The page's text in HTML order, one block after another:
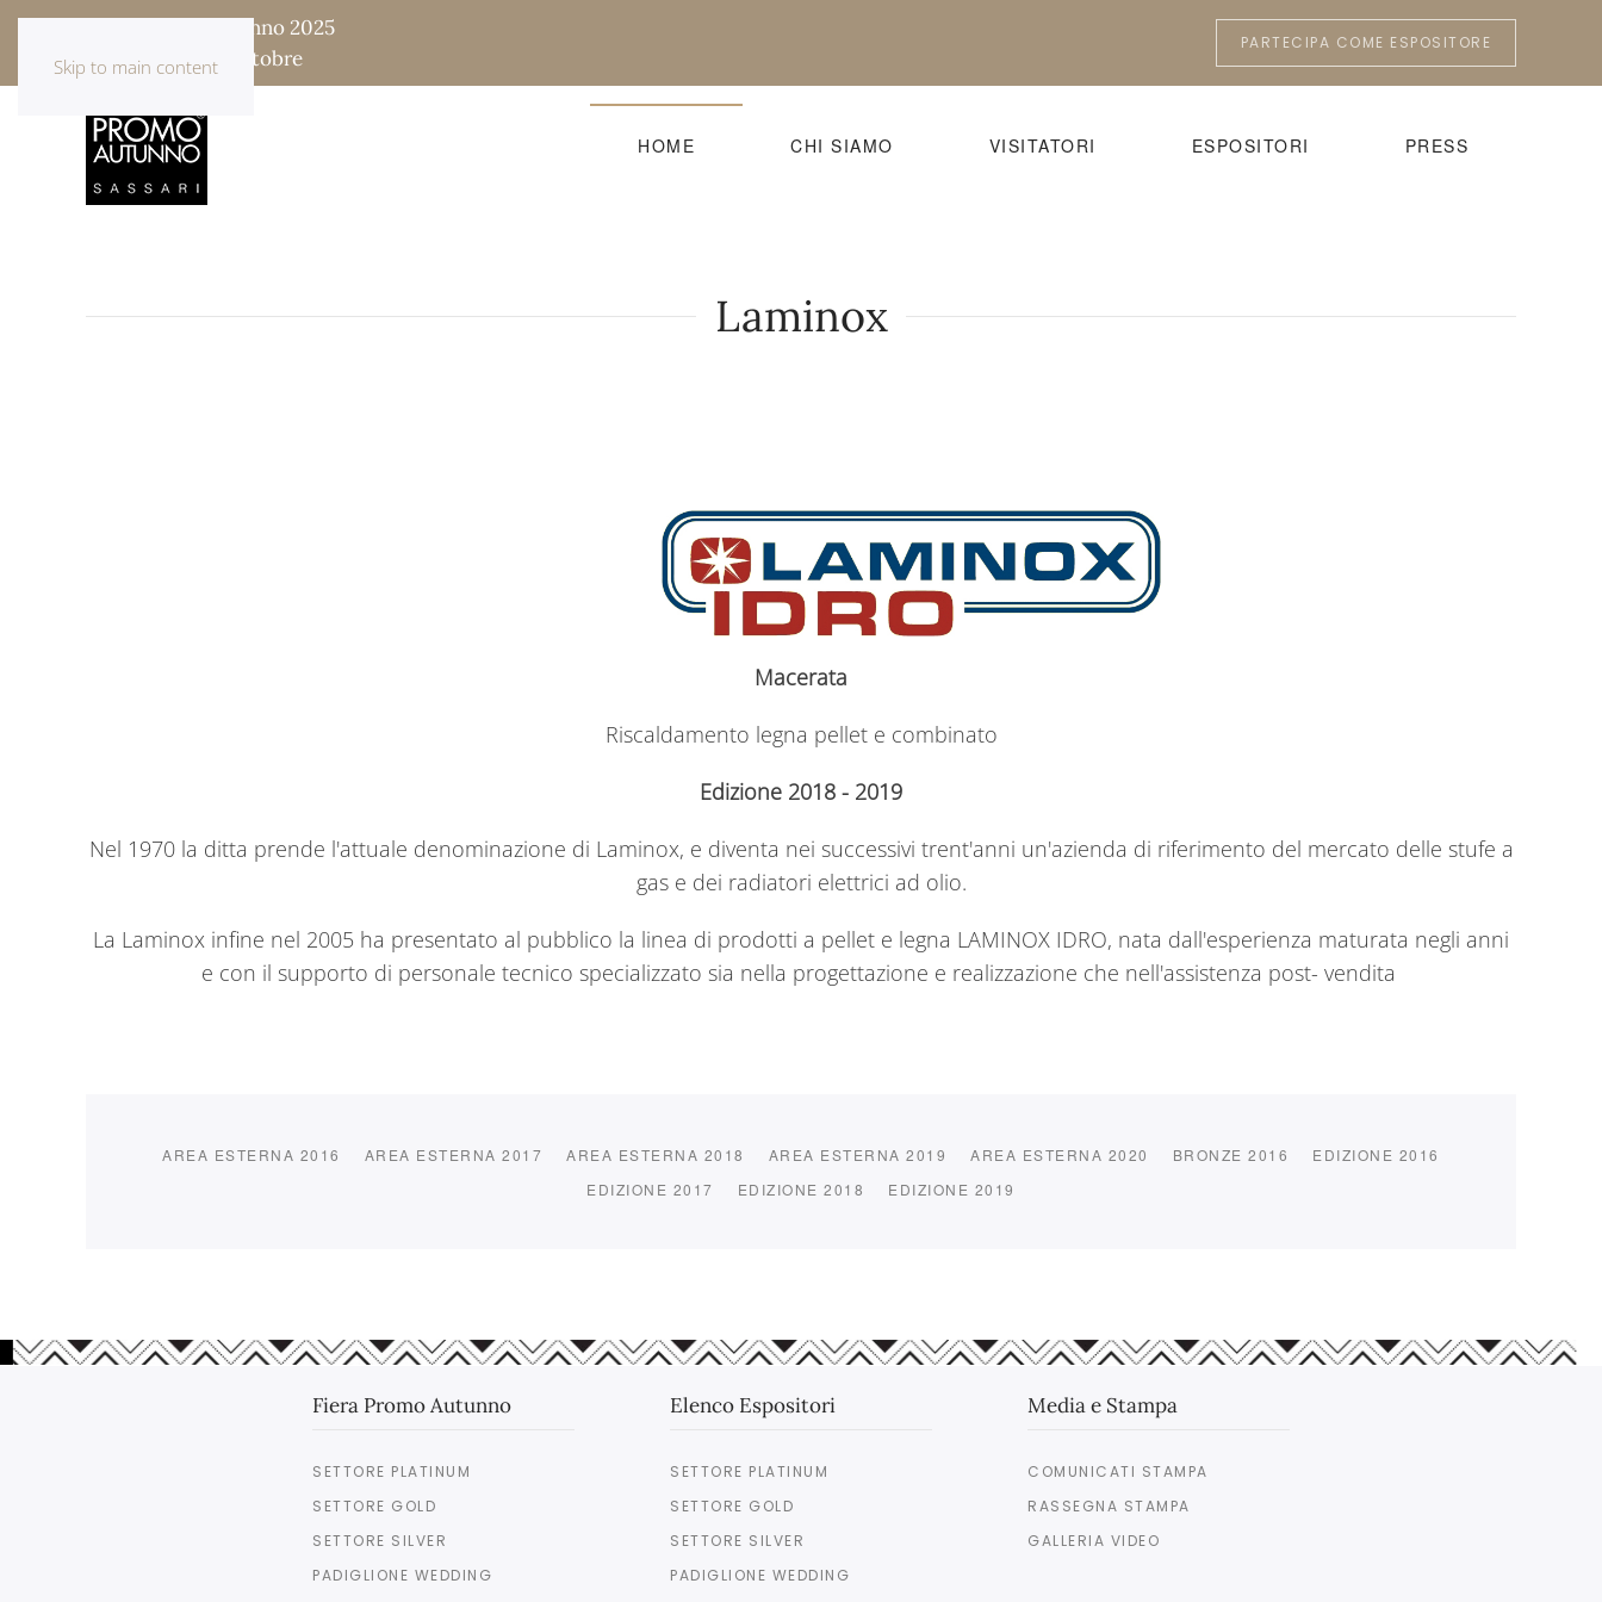
Skip to main content
Fiera Promo Autunno 2025
17 - 18 - 19 - 20 Ottobre
PARTECIPA COME ESPOSITORE
HOME CHI SIAMO VISITATORI ESPOSITORI PRESS
Laminox
Macerata
Riscaldamento legna pellet e combinato
Edizione 2018 - 2019
Nel 1970 la ditta prende l'attuale denominazione di Laminox, e diventa nei successivi trent'anni un'azienda di riferimento del mercato delle stufe a
gas e dei radiatori elettrici ad olio.
La Laminox infine nel 2005 ha presentato al pubblico la linea di prodotti a pellet e legna LAMINOX IDRO, nata dall'esperienza maturata negli anni
e con il supporto di personale tecnico specializzato sia nella progettazione e realizzazione che nell'assistenza post- vendita
AREA ESTERNA 2016 AREA ESTERNA 2017 AREA ESTERNA 2018 AREA ESTERNA 2019 AREA ESTERNA 2020 BRONZE 2016
EDIZIONE 2016
EDIZIONE 2017
EDIZIONE 2018 EDIZIONE 2019
Fiera Promo Autunno
SETTORE PLATINUM
SETTORE GOLD
SETTORE SILVER
PADIGLIONE WEDDING
Elenco Espositori
SETTORE PLATINUM
SETTORE GOLD
SETTORE SILVER
PADIGLIONE WEDDING
Media e Stampa
COMUNICATI STAMPA
RASSEGNA STAMPA
GALLERIA VIDEO